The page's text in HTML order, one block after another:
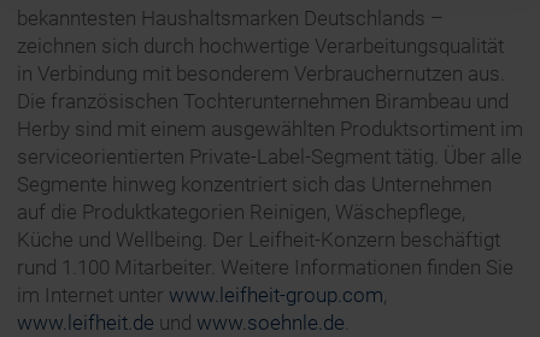
bekanntesten Haushaltsmarken Deutschlands –
zeichnen sich durch hochwertige Verarbeitungsqualität
in Verbindung mit besonderem Verbrauchernutzen aus.
Die französischen Tochterunternehmen Birambeau und
Herby sind mit einem ausgewählten Produktsortiment im
serviceorientierten Private-Label-Segment tätig. Über alle
Segmente hinweg konzentriert sich das Unternehmen
auf die Produktkategorien Reinigen, Wäschepflege,
Küche und Wellbeing. Der Leifheit-Konzern beschäftigt
rund 1.100 Mitarbeiter. Weitere Informationen finden Sie
im Internet unter www.leifheit-group.com,
www.leifheit.de und www.soehnle.de.